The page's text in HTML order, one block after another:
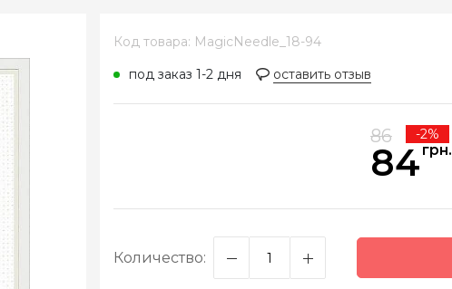
Код товара: MagicNeedle_18-94
под заказ 1-2 дня
оставить отзыв
86 -2%
84 грн.
Количество: